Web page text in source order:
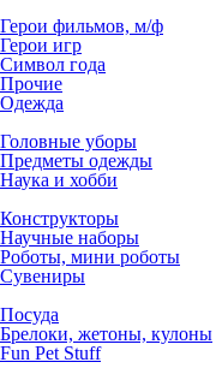
Герои фильмов, м/ф
Герои игр
Символ года
Прочие
Одежда
Головные уборы
Предметы одежды
Наука и хобби
Конструкторы
Научные наборы
Роботы, мини роботы
Сувениры
Посуда
Брелоки, жетоны, кулоны
Fun Pet Stuff